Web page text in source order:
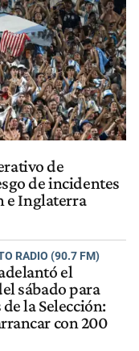
de
de incidentes
e Inglaterra
RADIO (90.7 FM)
el
sábado para
la Selección:
con 200